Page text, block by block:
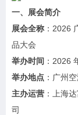
一、展会简介
展会全称 ：2026
品大会
举办时间 ：2026
举办地点 ：广州
主办运营 ：上海
司